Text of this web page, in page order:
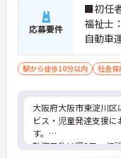
応募要件
■初任
福祉士
自動車
駅から徒歩10分以内 社会保
大阪府大阪市東淀川
ビス・児童発達支援
す。
勤務日数は週2日～相